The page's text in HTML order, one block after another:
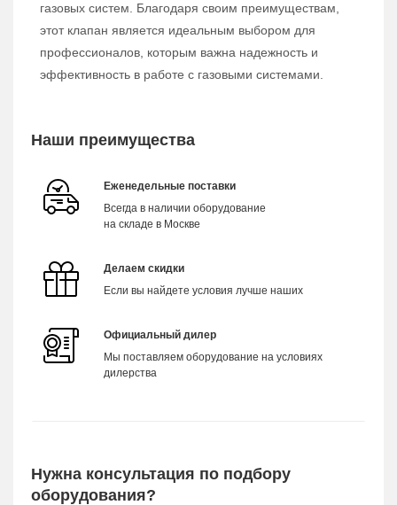
газовых систем. Благодаря своим преимуществам,
этот клапан является идеальным выбором для
профессионалов, которым важна надежность и
эффективность в работе с газовыми системами.
Наши преимущества
Еженедельные поставки
Всегда в наличии оборудование
на складе в Москве
Делаем скидки
Если вы найдете условия лучше наших
Официальный дилер
Мы поставляем оборудование на условиях
дилерства
Нужна консультация по подбору
оборудования?